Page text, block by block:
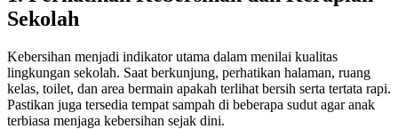
Sekolah
Kebersihan menjadi indikator utama dalam menilai kualitas
lingkungan sekolah. Saat berkunjung, perhatikan halaman, ruang
kelas, toilet, dan area bermain apakah terlihat bersih serta tertata rapi.
Pastikan juga tersedia tempat sampah di beberapa sudut agar anak
terbiasa menjaga kebersihan sejak dini.